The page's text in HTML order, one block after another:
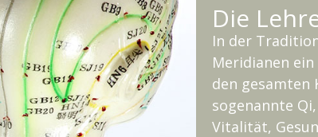
In der
Meridianen
den gesamten
sogenannte
Vitalität,
Die